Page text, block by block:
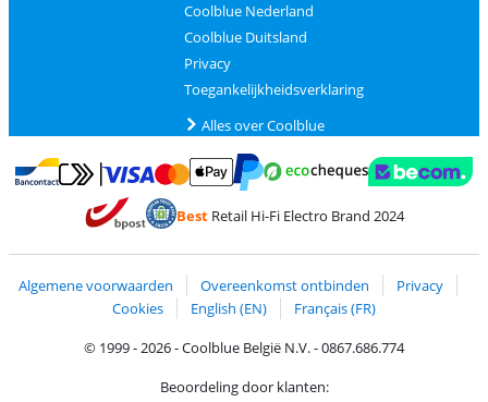
Coolblue Nederland
Coolblue Duitsland
Privacy
Toegankelijkheidsverklaring
Alles over Coolblue
Betalen met Bancontact
Betalen met MasterCard en Visa via ClickToPay
Betalen met PayPal
BestRetail Hi-Fi Electro Brand 2024
Algemene voorwaarden Overeenkomst ontbinden
Privacy
Cookies
English (EN)
Français (FR)
© 1999 - 2026 - Coolblue België N.V. - 0867.686.774
Beoordeling door klanten: